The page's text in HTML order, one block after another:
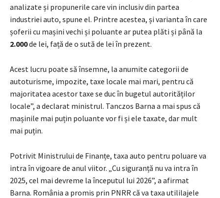
analizate și propunerile care vin inclusiv din partea
industriei auto, spune el. Printre acestea, și varianta în care
șoferii cu mașini vechi și poluante ar putea plăti și până la
2.000de lei, față de o sută de lei în prezent.
Acest lucru poate să însemne, la anumite categorii de
autoturisme, impozite, taxe locale mai mari, pentru că
majoritatea acestor taxe se duc în bugetul autorităților
locale”, a declarat ministrul. Tanczos Barna a mai spus că
mașinile mai puțin poluante vor fi și ele taxate, dar mult
mai puțin.
Potrivit Ministrului de Finanțe, taxa auto pentru poluare va
intra în vigoare de anul viitor. „Cu siguranță nu va intra în
2025, cel mai devreme la începutul lui 2026”, a afirmat
Barna. România a promis prin PNRR că va taxa utililajele